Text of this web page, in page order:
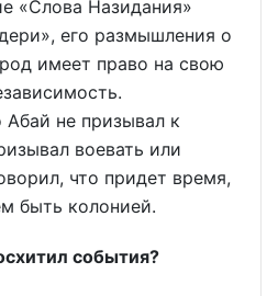
«Слова Назидания»
его размышления о
имеет право на свою
Абай не призывал к
воевать или
что придет время,
быть колонией.
события?